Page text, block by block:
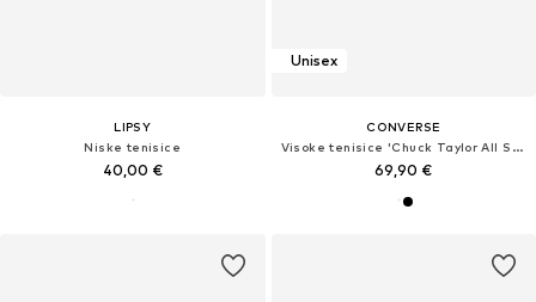
LIPSY
Niske tenisice
40,00 €
Unisex
CONVERSE
Visoke tenisice 'Chuck Taylor All Star Malden Street'
69,90 €